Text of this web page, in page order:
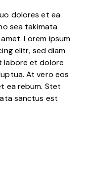
dolores et ea
sea takimata
Lorem ipsum
elitr, sed diam
labore et dolore
At vero eos
ea rebum. Stet
sanctus est